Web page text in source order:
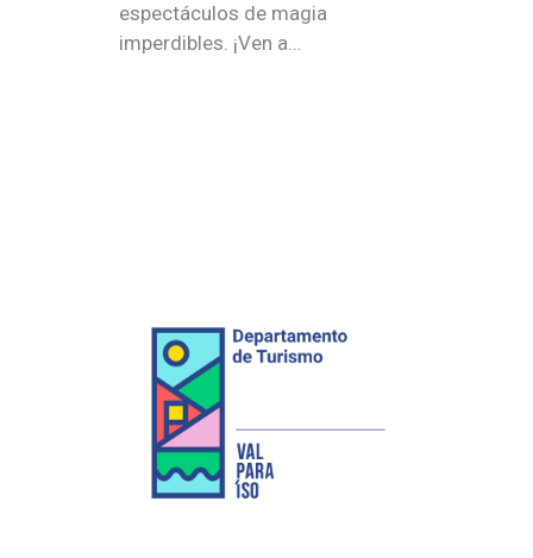
espectáculos de magia
imperdibles. ¡Ven a…